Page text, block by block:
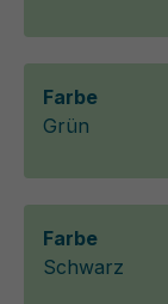
Farbe
Grün
Farbe
Schwarz